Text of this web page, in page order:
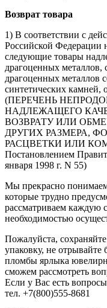
Возврат товара
1) В соответствии с
Российской Федерации
следующие товары
драгоценных
драгоценных металлов
синтетических
(ПЕРЕЧЕНЬ
НАДЛЕЖАЩЕГО
ВОЗВРАТУ ИЛИ
ДРУГИХ РАЗМЕРА,
РАСЦВЕТКИ ИЛИ
Постановлением
января 1998 г. N 55)
Мы прекрасно
которые трудно
рассматриваем каждую
необходимостью
Пожалуйста,
упаковку, не отрывайте
пломбы ярлыка
сможем рассмотреть
Если у Вас есть
тел. +7(800)555-8681